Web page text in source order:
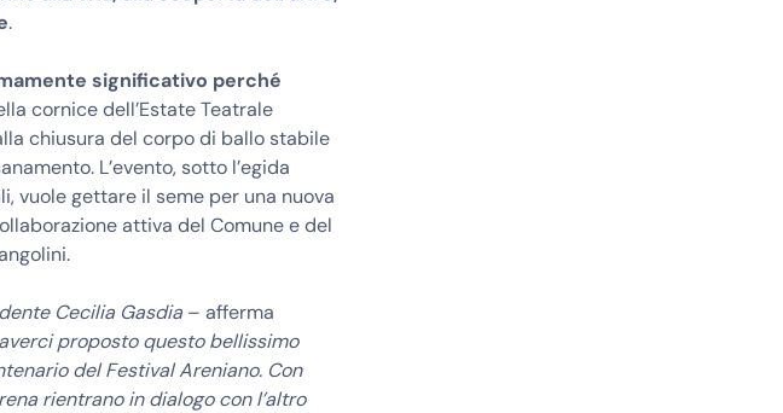
.
significativo perché
cornice dell’Estate Teatrale
chiusura del corpo di ballo stabile
L’evento, sotto l’egida
vuole gettare il seme per una nuova
attiva del Comune e del
Cecilia Gasdia – afferma
proposto questo bellissimo
del Festival Areniano. Con
rientrano in dialogo con l’altro